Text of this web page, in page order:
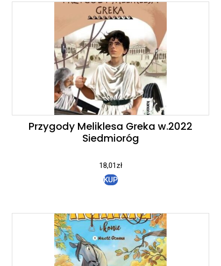
Przygody Meliklesa Greka w.2022
Siedmioróg
18,01zł
KUP